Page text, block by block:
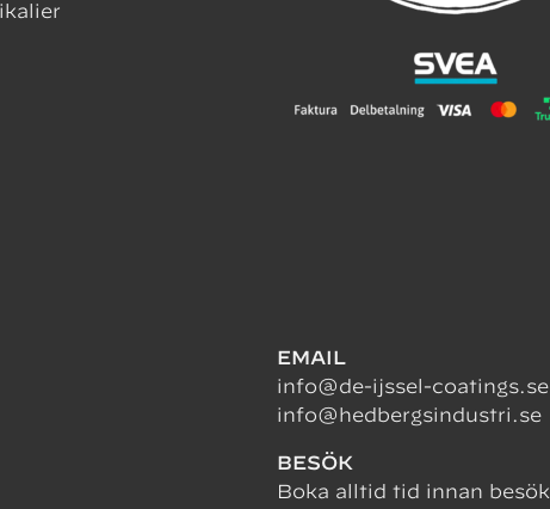
EMAIL
info@de-ijssel-coatings.se
info@hedbergsindustri.se
BESÖK
Boka alltid tid innan besök